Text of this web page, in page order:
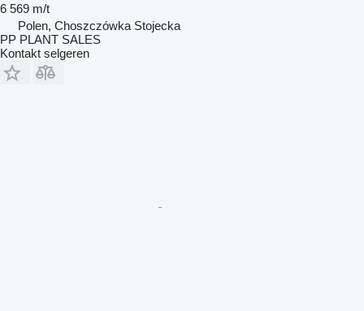
6 569 m/t
Polen, Choszczówka Stojecka
PP PLANT SALES
Kontakt selgeren